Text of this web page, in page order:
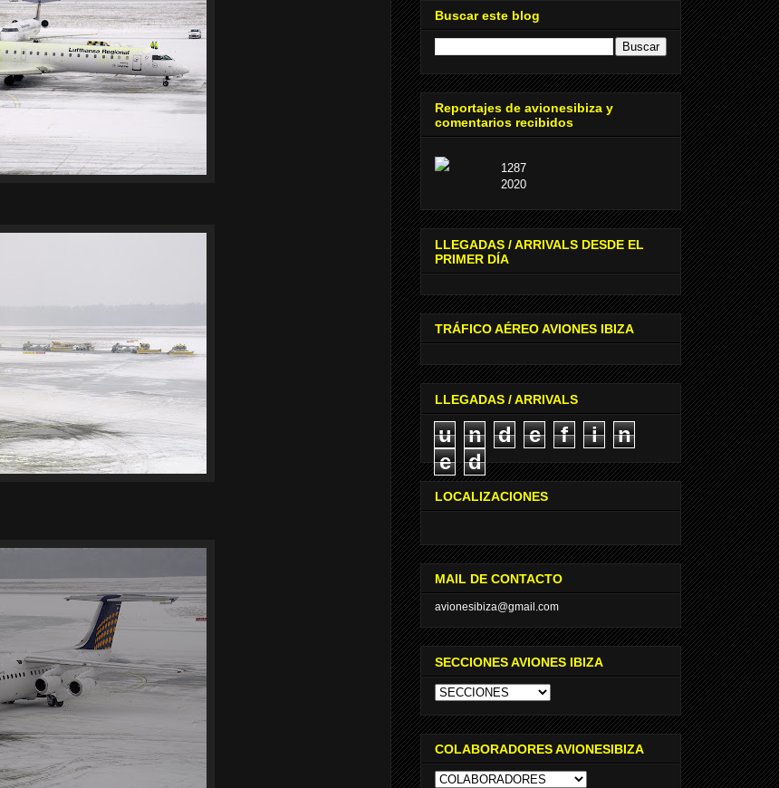
Buscar este blog
Reportajes de avionesibiza y
comentarios recibidos
1287
2020
LLEGADAS / ARRIVALS DESDE EL
PRIMER DÍA
TRÁFICO AÉREO AVIONES IBIZA
LLEGADAS / ARRIVALS
u n d e f i
n
e
d
LOCALIZACIONES
MAIL DE CONTACTO
avionesibiza@gmail.com
SECCIONES AVIONES IBIZA
COLABORADORES AVIONESIBIZA